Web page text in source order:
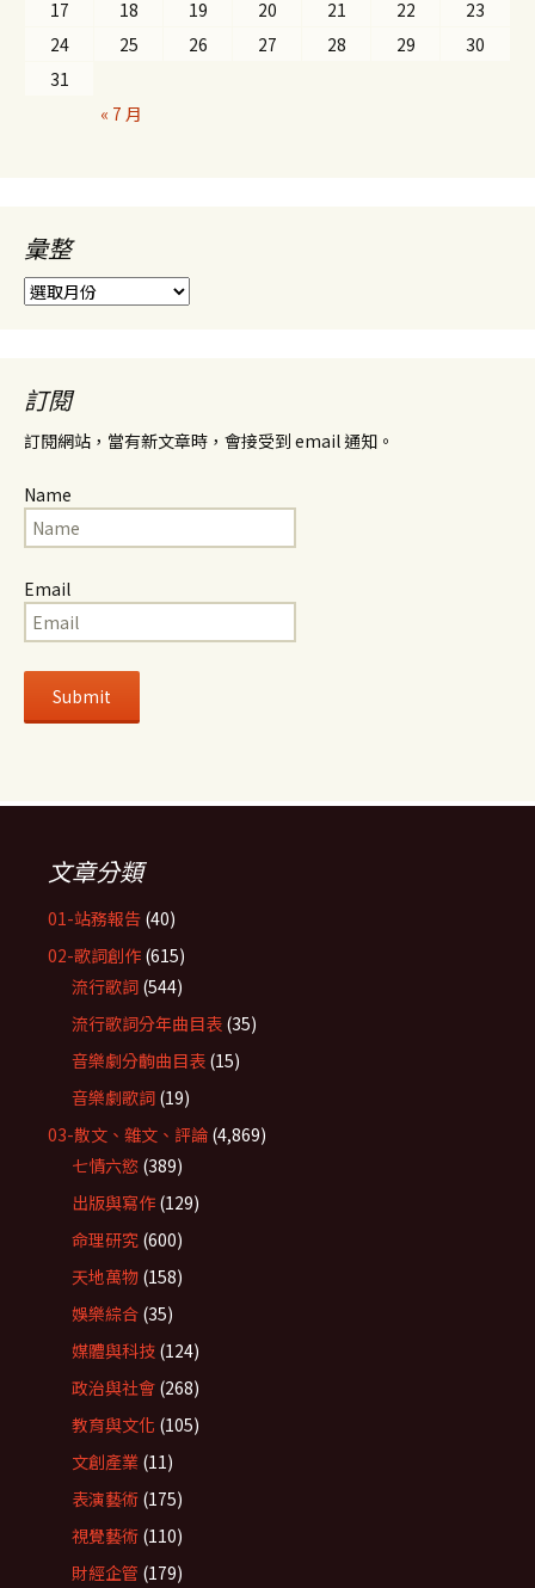
17 18 19 20 21 22
23
24
25 26 27 28 29
30
31
« 7 月
彙整
彙
整
訂閱
訂閱網站，當有新文章時，會接受到 email 通知。
Name
Email
文章分類
01-站務報告 (40)
02-歌詞創作 (615)
流行歌詞 (544)
流行歌詞分年曲目表 (35)
音樂劇分齣曲目表 (15)
音樂劇歌詞 (19)
03-散文、雜文、評論 (4,869)
七情六慾 (389)
出版與寫作 (129)
命理研究 (600)
天地萬物 (158)
娛樂綜合 (35)
媒體與科技 (124)
政治與社會 (268)
教育與文化 (105)
文創產業 (11)
表演藝術 (175)
視覺藝術 (110)
財經企管 (179)